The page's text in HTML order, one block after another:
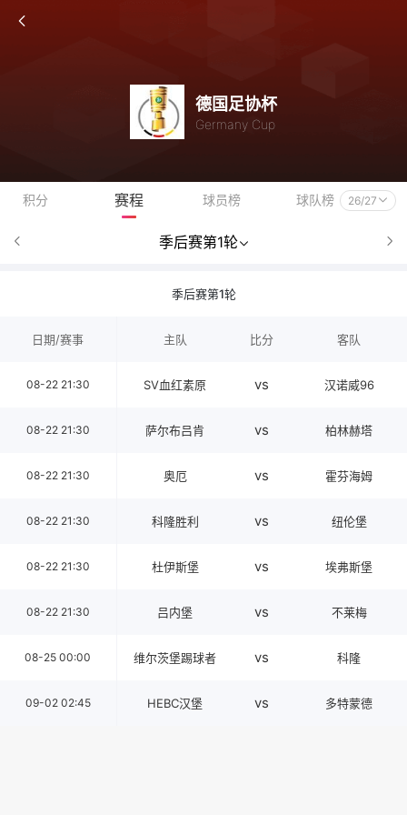
德国足协杯
Germany Cup
积分 赛程 球员榜 球队榜 26/27
季后赛第1轮
季后赛第1轮
日期/赛事 主队 比分 客队
08-22 21:30 SV血红素原 vs 汉诺威96
08-22 21:30 萨尔布吕肯 vs 柏林赫塔
08-22 21:30 奥厄 vs 霍芬海姆
08-22 21:30 科隆胜利 vs 纽伦堡
08-22 21:30 杜伊斯堡 vs 埃弗斯堡
08-22 21:30 吕内堡 vs 不莱梅
08-25 00:00 维尔茨堡踢球者 vs 科隆
09-02 02:45 HEBC汉堡 vs 多特蒙德